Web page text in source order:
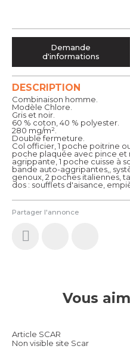
Partager l'annonce
DESCRIPTION
Combinaison homme.
Modèle Chlore.
Gris et noir.
60 % coton, 40 % polyester.
280 mg/m².
Double fermeture.
Col officier, 1 poche poitrine
poche plaquée avec pince
agrippante, 1 poche cuisse à
bande auto-aggripantes,,
genoux, 2 poches italiennes,
dos : soufflets d'aisance,
Demande
d'informations
Vous
Article SCAR
Non visible site Scar